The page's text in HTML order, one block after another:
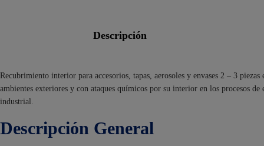
descripción
Recubrimiento interior para accesorios, tapas, aerosoles y envases 2 – 3
ambientes exteriores y con ataques químicos por su interior en los procesos
industrial.
Descripción General